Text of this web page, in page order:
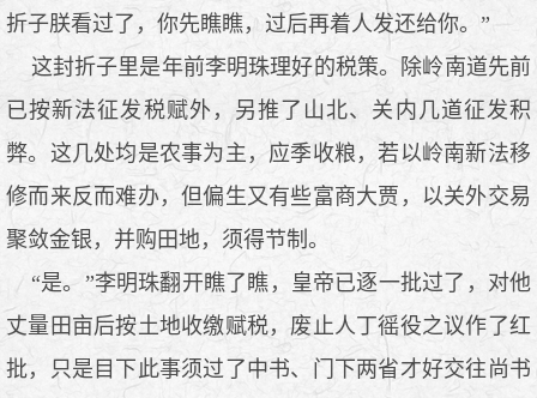
折子朕看过了，你先瞧瞧，过后再着人发还给你。”
这封折子里是年前李明珠理好的税策。除岭南道先前
已按新法征发税赋外，另推了山北、关内几道征发积
弊。这几处均是农事为主，应季收粮，若以岭南新法移
修而来反而难办，但偏生又有些富商大贾，以关外交易
聚敛金银，并购田地，须得节制。
“是。”李明珠翻开瞧了瞧，皇帝已逐一批过了，对他
丈量田亩后按土地收缴赋税，废止人丁徭役之议作了红
批，只是目下此事须过了中书、门下两省才好交往尚书